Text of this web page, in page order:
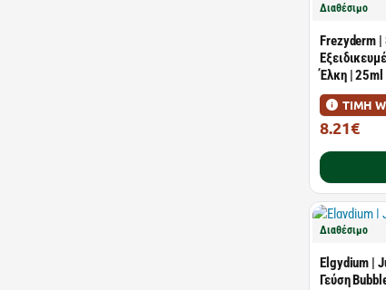
Διαθέσιμο
Frezyderm |
Έλκη | 25ml
ΤΙΜΗ
8.21€
Διαθέσιμο
Elgydium |
Γεύση